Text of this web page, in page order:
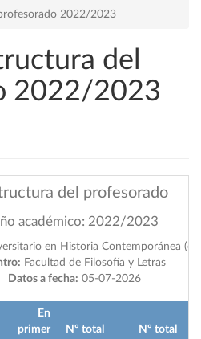
2022/2023
del
2022/2023
del profesorado
académico: 2022/2023
en Historia Contemporánea
Facultad de Filosofía y Letras
Datos a fecha: 05-07-2026
En
primer
Nº total
Nº total